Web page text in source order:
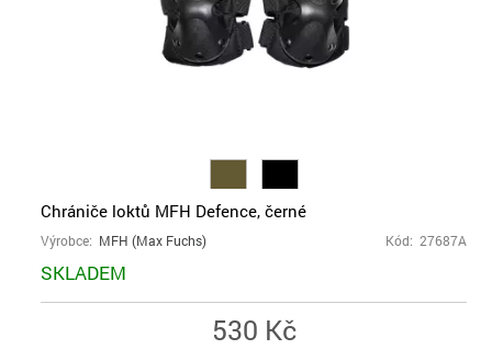
Chrániče loktů MFH Defence, černé
Výrobce: MFH (Max Fuchs) Kód: 27687A
SKLADEM
530 Kč